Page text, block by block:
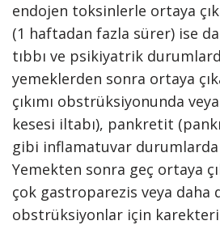
endojen toksinlerle ortaya
(1 haftadan fazla sürer) ise
tıbbı ve psikiyatrik
yemeklerden sonra ortaya
çıkımı obstrüksiyonunda
kesesi iltabı), pankretit
gibi inflamatuvar
Yemekten sonra geç ortaya
çok gastroparezis veya daha
obstrüksiyonlar için